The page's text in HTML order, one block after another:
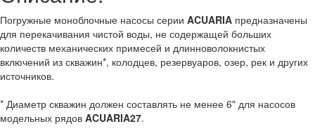
Погружные моноблочные насосы серии ACUARIA предназначены
для перекачивания чистой воды, не содержащей больших
количеств механических примесей и длинноволокнистых
включений из скважин*, колодцев, резервуаров, озер, рек и других
источников.
* Диаметр скважин должен составлять не менее 6" для насосов
модельных рядов ACUARIA27.